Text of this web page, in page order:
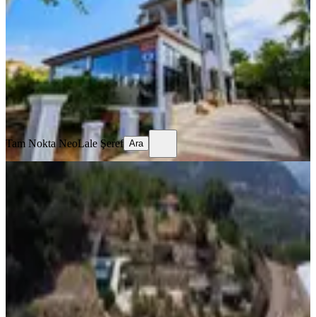
Kemer, Göynük Mahallesi
19.06.2026
41.700.000 ₺
Tam Nokta Neo Lale Şeref
Ara
Tam Nokta NeoLale Şeref Ara
YENİ
Özel Havuzlu Bungalov Konseptli
Satılık Butik Otel – Olimpos
Kumluca, Yazır Mahallesi
07.08.2026
25.000.000 ₺